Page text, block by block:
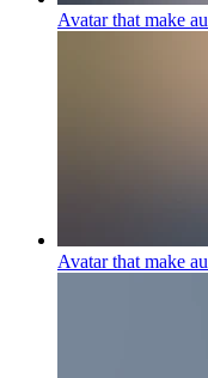
Avatar that make
Avatar that make